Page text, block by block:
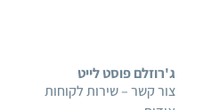
ג'רוזלם פוסט לייט
צור קשר – שירות לקוחות